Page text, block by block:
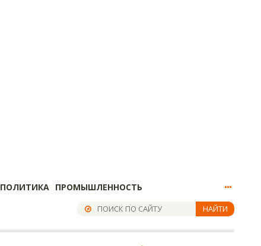
ПОЛИТИКА ПРОМЫШЛЕННОСТЬ
НАЙТИ